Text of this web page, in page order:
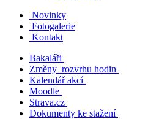
Novinky
Fotogalerie
Kontakt
Bakaláři
Změny rozvrhu hodin
Kalendář akcí
Moodle
Strava.cz
Dokumenty ke stažení